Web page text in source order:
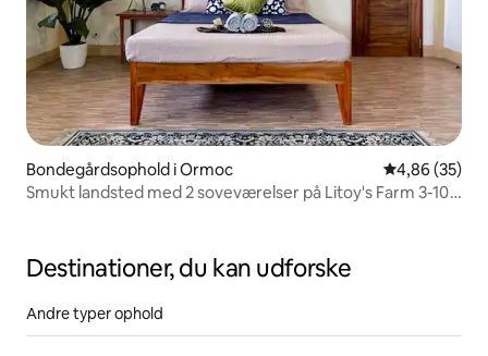
Bondegårdsophold i Ormoc 4,86 ud af 5 i
4,86 (35)
Smukt landsted med 2 soveværelser på Litoy's Farm 3-10
Destinationer, du kan udforske
Andre typer ophold